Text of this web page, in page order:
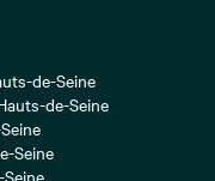
de-Seine
de-Seine
Seine